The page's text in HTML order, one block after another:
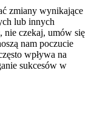
zmiany wynikające
lub innych
nie czekaj, umów się
nam poczucie
wpływa na
sukcesów w